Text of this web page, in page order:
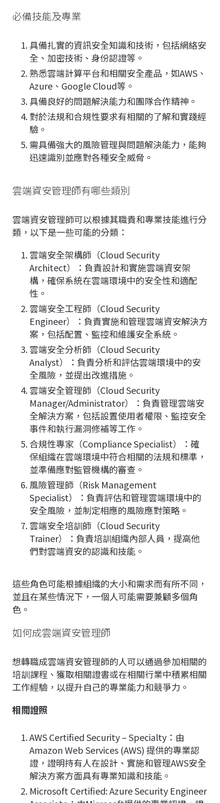
必備技能及專業
具備扎實的資訊安全知識和技術，包括網絡安
全、加密技術、身份認證等。
熟悉雲端計算平台和相關安全產品，如AWS、
Azure、Google Cloud等。
具備良好的問題解決能力和團隊合作精神。
對於法規和合規性要求有相關的了解和實踐經
驗。
需具備強大的風險管理與問題解決能力，能夠
迅速識別並應對各種安全威脅。
雲端資安管理師有哪些類別
雲端資安管理師可以根據其職責和專業技能進行分
類，以下是一些可能的分類：
雲端安全架構師（Cloud Security
Architect）：負責設計和實施雲端資安架
構，確保系統在雲端環境中的安全性和適配
性。
雲端安全工程師（Cloud Security
Engineer）：負責實施和管理雲端資安解決方
案，包括配置、監控和維護安全系統。
雲端安全分析師（Cloud Security
Analyst）：負責分析和評估雲端環境中的安
全風險，並提出改進措施。
雲端安全管理師（Cloud Security
Manager/Administrator）：負責管理雲端安
全解決方案，包括設置使用者權限、監控安全
事件和執行漏洞修補等工作。
合規性專家（Compliance Specialist）：確
保組織在雲端環境中符合相關的法規和標準，
並準備應對監管機構的審查。
風險管理師（Risk Management
Specialist）：負責評估和管理雲端環境中的
安全風險，並制定相應的風險應對策略。
雲端安全培訓師（Cloud Security
Trainer）：負責培訓組織內部人員，提高他
們對雲端資安的認識和技能。
這些角色可能根據組織的大小和需求而有所不同，
並且在某些情況下，一個人可能需要兼顧多個角
色。
如何成雲端資安管理師
想轉職成雲端資安管理師的人可以通過參加相關的
培訓課程、獲取相關證書或在相關行業中積累相關
工作經驗，以提升自己的專業能力和競爭力。
相關證照
AWS Certified Security – Specialty：由
Amazon Web Services (AWS) 提供的專業認
證，證明持有人在設計、實施和管理AWS安全
解決方案方面具有專業知識和技能。
Microsoft Certified: Azure Security Engineer